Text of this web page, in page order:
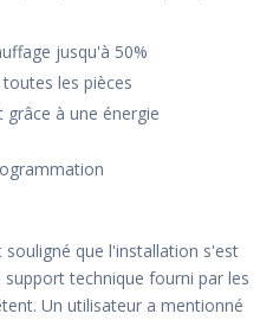
jusqu'à 50%
les pièces
à une énergie
que l'installation s'est
technique fourni par les
Un utilisateur a mentionné